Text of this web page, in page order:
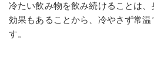
冷たい飲み物を飲み続けることは
効果もあることから、冷やさず常
す。